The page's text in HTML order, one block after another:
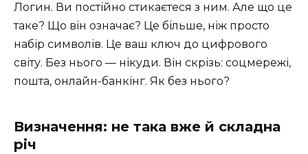
Логин. Ви постійно стикаєтеся з ним. Але що це
таке? Що він означає? Це більше, ніж просто
набір символів. Це ваш ключ до цифрового
світу. Без нього — нікуди. Він скрізь: соцмережі,
пошта, онлайн-банкінг. Як без нього?
Визначення: не така вже й складна
річ